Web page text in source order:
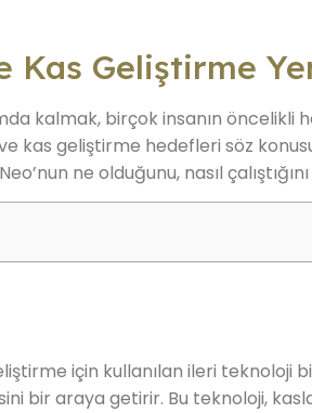
Kas Geliştirme
kalmak, birçok insanın
kas geliştirme hedefleri söz
ne olduğunu, nasıl
için kullanılan ileri teknoloji
bir araya getirir. Bu teknoloji,